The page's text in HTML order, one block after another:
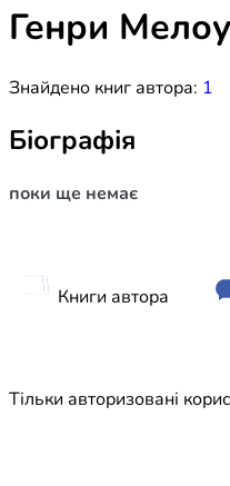
полиці.
Генри
Знайдено книг автора: 1
Біографія
поки ще немає
Книги автора
Тільки авторизовані